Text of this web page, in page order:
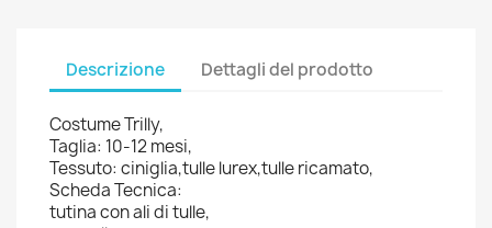
Descrizione Dettagli del prodotto
Costume Trilly,
Taglia: 10-12 mesi,
Tessuto: ciniglia,tulle lurex,tulle ricamato,
Scheda Tecnica:
tutina con ali di tulle,